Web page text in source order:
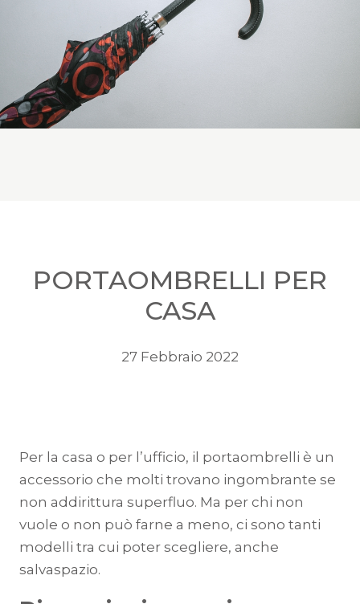
PORTAOMBRELLI PER
CASA
27 Febbraio 2022
Per la casa o per l’ufficio, il portaombrelli è un
accessorio che molti trovano ingombrante se
non addirittura superfluo. Ma per chi non
vuole o non può farne a meno, ci sono tanti
modelli tra cui poter scegliere, anche
salvaspazio.